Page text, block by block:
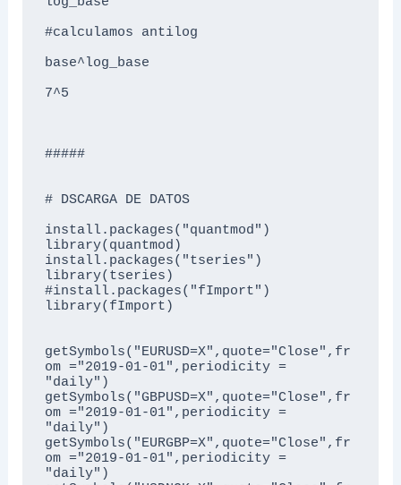
#calculamos antilog
base^log_base
7^5
#####
# DSCARGA DE DATOS
install.packages("quantmod")
library(quantmod)
install.packages("tseries")
library(tseries)
#install.packages("fImport")
library(fImport)
getSymbols("EURUSD=X",quote="Close",fr
om ="2019-01-01",periodicity =
"daily")
getSymbols("GBPUSD=X",quote="Close",fr
om ="2019-01-01",periodicity =
"daily")
getSymbols("EURGBP=X",quote="Close",fr
om ="2019-01-01",periodicity =
"daily")